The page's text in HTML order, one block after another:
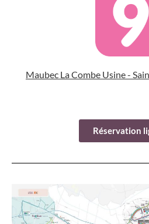
Maubec La Combe Usine -
Réservation